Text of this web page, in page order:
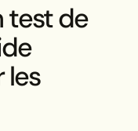
test de
les